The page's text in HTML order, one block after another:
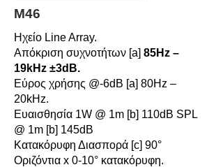
Μ46
Ηχείο Line Array.
Απόκριση συχνοτήτων [a] 85Hz –
19kHz ±3dB.
Εύρος χρήσης @-6dB [a] 80Hz –
20kHz.
Ευαισθησία 1W @ 1m [b] 110dB SPL
@ 1m [b] 145dB
Κατακόρυφη Διασπορά [c] 90°
Οριζόντια x 0-10° κατακόρυφη.